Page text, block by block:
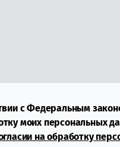
с Федеральным
моих персональных
на обработку